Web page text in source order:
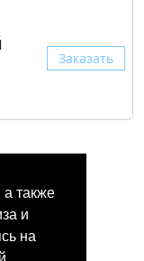
а также
и
на
Заказать